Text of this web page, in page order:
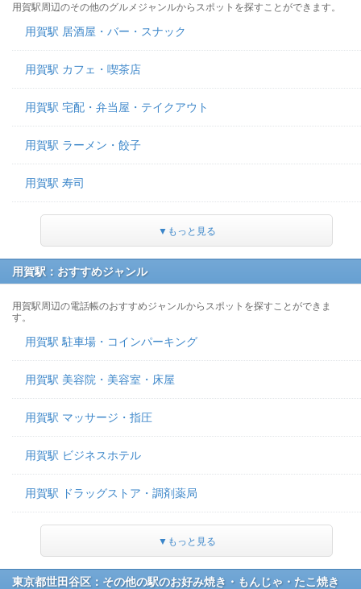
用賀駅周辺のその他のグルメジャンルからスポットを探すことができます。
用賀駅 居酒屋・バー・スナック
用賀駅 カフェ・喫茶店
用賀駅 宅配・弁当屋・テイクアウト
用賀駅 ラーメン・餃子
用賀駅 寿司
▼もっと見る
用賀駅：おすすめジャンル
用賀駅周辺の電話帳のおすすめジャンルからスポットを探すことができま
す。
用賀駅 駐車場・コインパーキング
用賀駅 美容院・美容室・床屋
用賀駅 マッサージ・指圧
用賀駅 ビジネスホテル
用賀駅 ドラッグストア・調剤薬局
▼もっと見る
東京都世田谷区：その他の駅のお好み焼き・もんじゃ・たこ焼き